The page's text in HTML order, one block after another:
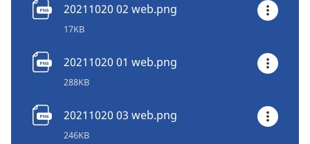
20211020 02 web.png
17KB
20211020 01 web.png
288KB
20211020 03 web.png
246KB